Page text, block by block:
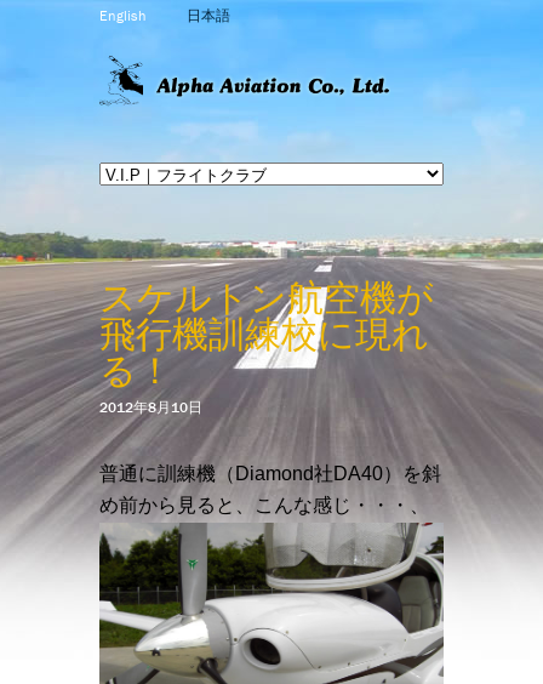
English 日本語
スケルトン航空機が
飛行機訓練校に現れ
る！
2012年8月10日
普通に訓練機（Diamond社DA40）を斜
め前から見ると、こんな感じ・・・、